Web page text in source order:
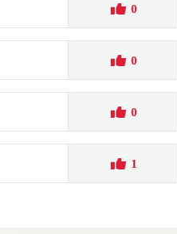
0
0
0
1